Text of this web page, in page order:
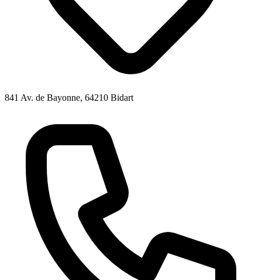
841 Av. de Bayonne, 64210 Bidart